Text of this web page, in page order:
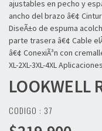
ajustables en pecho y
ancho del brazo â€¢
DiseÃ±o de espuma
parte trasera â€¢ Cable
â€¢ ConexiÃ³n con
XL-2XL-3XL-4XL
LOOKWELL
CODIGO : 37